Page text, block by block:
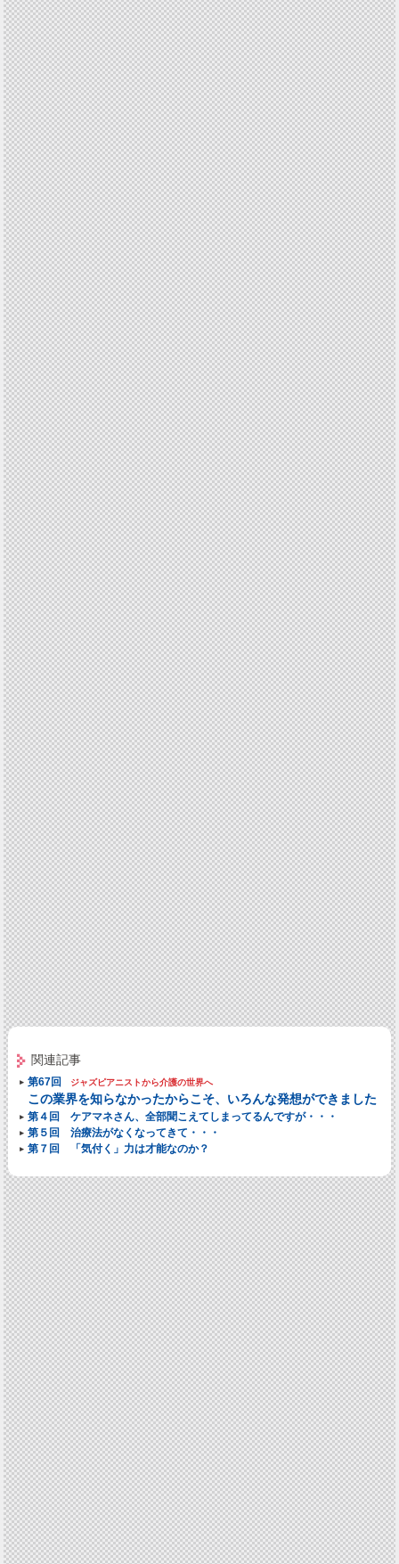
関連記事
第67回 ジャズピアニストから介護の世界へ
この業界を知らなかったからこそ、いろんな発想ができました
第４回 ケアマネさん、全部聞こえてしまってるんですが・・・
第５回 治療法がなくなってきて・・・
第７回 「気付く」力は才能なのか？